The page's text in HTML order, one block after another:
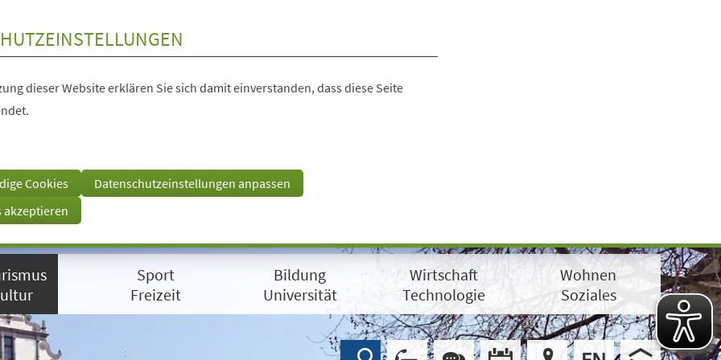
dieser Website erklären Sie sich damit einverstanden, dass diese Seite
Cookies
Datenschutzeinstellungen anpassen
akzeptieren
Sport
Freizeit
Bildung
Universität
Wirtschaft
Technologie
Wohnen
Soziales